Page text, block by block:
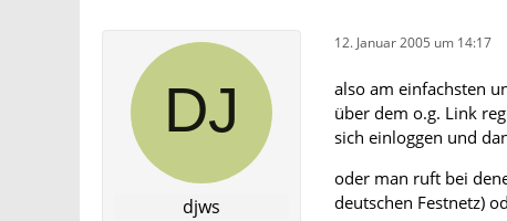
djws
12. Januar 2005 um 14:17
also am einfachsten
über dem o.g. Link
sich einloggen und
oder man ruft bei
deutschen Festnetz)